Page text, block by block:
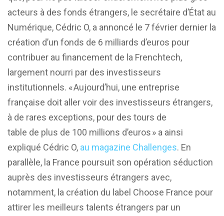
acteurs à des fonds étrangers, le secrétaire d’État au
Numérique, Cédric O, a annoncé le 7 février dernier la
création d’un fonds de 6 milliards d’euros pour
contribuer au financement de la Frenchtech,
largement nourri par des investisseurs
institutionnels. « Aujourd’hui, une entreprise
française doit aller voir des investisseurs étrangers,
à de rares exceptions, pour des tours de
table de plus de 100 millions d’euros » a ainsi
expliqué Cédric O, au magazine Challenges. En
parallèle, la France poursuit son opération séduction
auprès des investisseurs étrangers avec,
notamment, la création du label Choose France pour
attirer les meilleurs talents étrangers par un